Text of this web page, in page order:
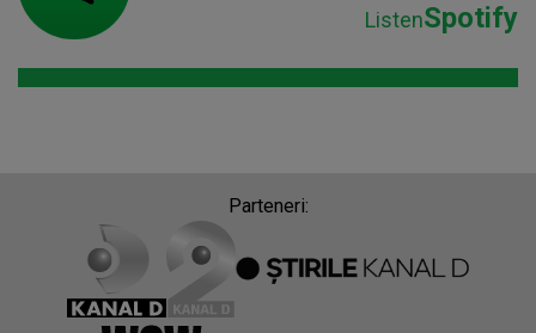
ListenSpotify
Parteneri: